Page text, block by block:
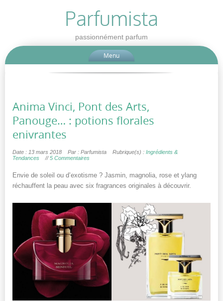
Parfumista
passionnément parfum
Menu
Anima Vinci, Pont des Arts,
Panouge… : potions florales
enivrantes
Date : 13 mars 2018 Par : Parfumista Rubrique(s) : Ingrédients &
Tendances
//5 Commentaires
Envie de soleil ou d’exotisme ? Jasmin, magnolia, rose et ylang
réchauffent la peau avec six fragrances originales à découvrir.